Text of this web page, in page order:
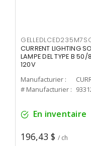
CURRENT LIGHTING
LAMPE DEL TYPE B
120V
Manufacturier :
# Manufacturier :
En inventaire
196,43 $ / ch